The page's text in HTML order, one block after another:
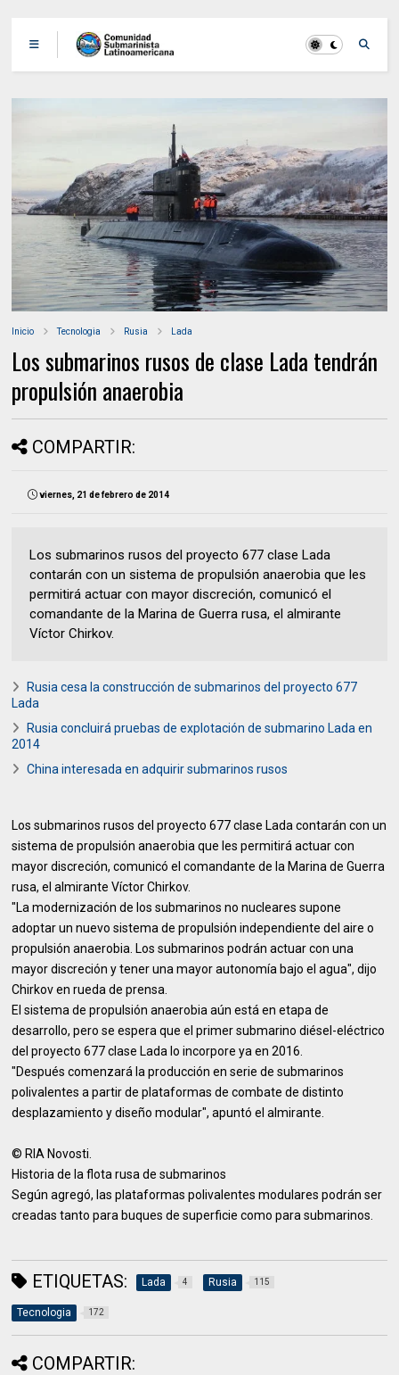
Inicio Tecnologia Rusia Lada
Los submarinos rusos de clase Lada tendrán
propulsión anaerobia
COMPARTIR:
viernes, 21 de febrero de 2014
Los submarinos rusos del proyecto 677 clase Lada
contarán con un sistema de propulsión anaerobia que les
permitirá actuar con mayor discreción, comunicó el
comandante de la Marina de Guerra rusa, el almirante
Víctor Chirkov.
Rusia cesa la construcción de submarinos del proyecto 677
Lada
Rusia concluirá pruebas de explotación de submarino Lada en
2014
China interesada en adquirir submarinos rusos
Los submarinos rusos del proyecto 677 clase Lada contarán con un
sistema de propulsión anaerobia que les permitirá actuar con
mayor discreción, comunicó el comandante de la Marina de Guerra
rusa, el almirante Víctor Chirkov.
"La modernización de los submarinos no nucleares supone
adoptar un nuevo sistema de propulsión independiente del aire o
propulsión anaerobia. Los submarinos podrán actuar con una
mayor discreción y tener una mayor autonomía bajo el agua", dijo
Chirkov en rueda de prensa.
El sistema de propulsión anaerobia aún está en etapa de
desarrollo, pero se espera que el primer submarino diésel-eléctrico
del proyecto 677 clase Lada lo incorpore ya en 2016.
"Después comenzará la producción en serie de submarinos
polivalentes a partir de plataformas de combate de distinto
desplazamiento y diseño modular", apuntó el almirante.
© RIA Novosti.
Historia de la flota rusa de submarinos
Según agregó, las plataformas polivalentes modulares podrán ser
creadas tanto para buques de superficie como para submarinos.
ETIQUETAS: Lada 4 Rusia 115
Tecnologia 172
COMPARTIR: